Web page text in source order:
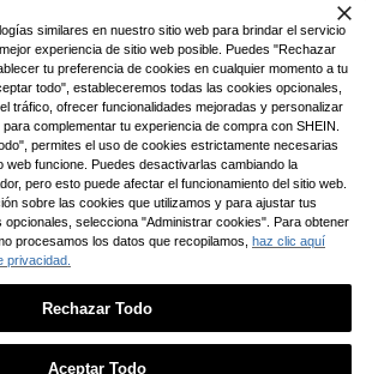
1
29.204 63.324
similares en nuestro sitio web para brindar el servicio
experiencia de sitio web posible. Puedes "Rechazar
tu preferencia de cookies en cualquier momento a tu
todo", estableceremos todas las cookies opcionales,
tráfico, ofrecer funcionalidades mejoradas y personalizar
complementar tu experiencia de compra con SHEIN.
permites el uso de cookies estrictamente necesarias
web funcione. Puedes desactivarlas cambiando la
pero esto puede afectar el funcionamiento del sitio web.
sobre las cookies que utilizamos y para ajustar tus
selecciona "Administrar cookies". Para obtener
procesamos los datos que recopilamos, haz clic aquí
privacidad.
Rechazar Todo
Aceptar Todo